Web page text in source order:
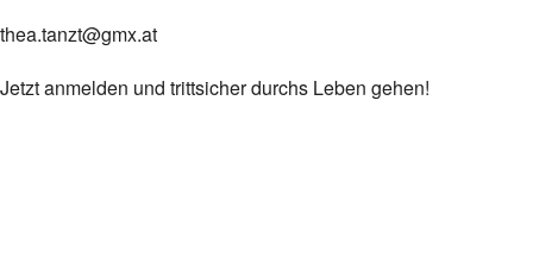
thea.tanzt@gmx.at
Jetzt anmelden und trittsicher durchs Leben gehen!